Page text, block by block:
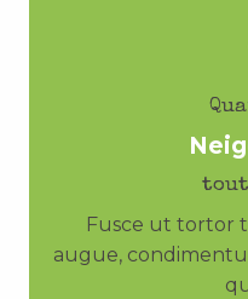
Fusce ut tortor
augue,